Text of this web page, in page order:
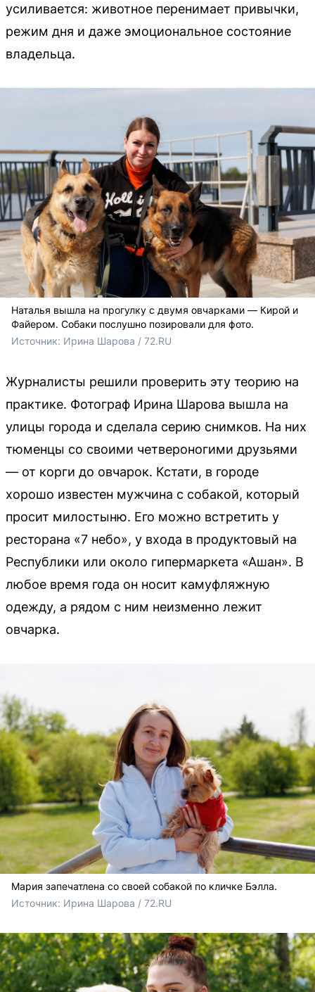
усиливается: животное перенимает привычки,
режим дня и даже эмоциональное состояние
владельца.
Наталья вышла на прогулку с двумя овчарками — Кирой и
Файером. Собаки послушно позировали для фото.
Источник: Ирина Шарова / 72.RU
Журналисты решили проверить эту теорию на
практике. Фотограф Ирина Шарова вышла на
улицы города и сделала серию снимков. На них
тюменцы со своими четвероногими друзьями
— от корги до овчарок. Кстати, в городе
хорошо известен мужчина с собакой, который
просит милостыню. Его можно встретить у
ресторана «7 небо», у входа в продуктовый на
Республики или около гипермаркета «Ашан». В
любое время года он носит камуфляжную
одежду, а рядом с ним неизменно лежит
овчарка.
Мария запечатлена со своей собакой по кличке Бэлла.
Источник: Ирина Шарова / 72.RU